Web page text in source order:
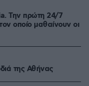
Την πρώτη 24/7
οποίο μαθαίνουν οι
της Αθήνας